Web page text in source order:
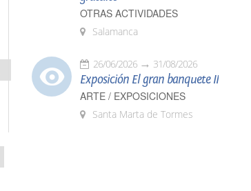
OTRAS ACTIVIDADES
Salamanca
26/06/2026 31/08/2026
Exposición El gran banquete II
ARTE / EXPOSICIONES
Santa Marta de Tormes